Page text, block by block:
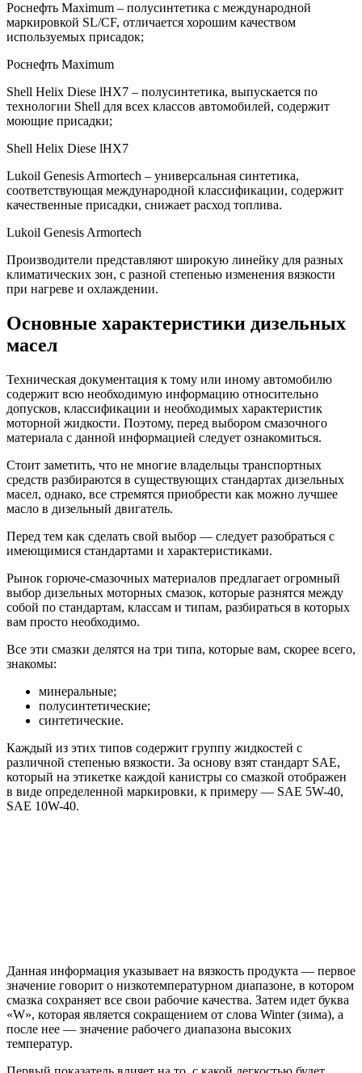
Роснефть Maximum – полусинтетика с международной
маркировкой SL/CF, отличается хорошим качеством
используемых присадок;
Роснефть Maximum
Shell Helix Diese lHX7 – полусинтетика, выпускается по
технологии Shell для всех классов автомобилей, содержит
моющие присадки;
Shell Helix Diese lHX7
Lukoil Genesis Armortech – универсальная синтетика,
соответствующая международной классификации, содержит
качественные присадки, снижает расход топлива.
Lukoil Genesis Armortech
Производители представляют широкую линейку для разных
климатических зон, с разной степенью изменения вязкости
при нагреве и охлаждении.
Основные характеристики дизельных
масел
Техническая документация к тому или иному автомобилю
содержит всю необходимую информацию относительно
допусков, классификации и необходимых характеристик
моторной жидкости. Поэтому, перед выбором смазочного
материала с данной информацией следует ознакомиться.
Стоит заметить, что не многие владельцы транспортных
средств разбираются в существующих стандартах дизельных
масел, однако, все стремятся приобрести как можно лучшее
масло в дизельный двигатель.
Перед тем как сделать свой выбор — следует разобраться с
имеющимися стандартами и характеристиками.
Рынок горюче-смазочных материалов предлагает огромный
выбор дизельных моторных смазок, которые разнятся между
собой по стандартам, классам и типам, разбираться в которых
вам просто необходимо.
Все эти смазки делятся на три типа, которые вам, скорее всего,
знакомы:
минеральные;
полусинтетические;
синтетические.
Каждый из этих типов содержит группу жидкостей с
различной степенью вязкости. За основу взят стандарт SAE,
который на этикетке каждой канистры со смазкой отображен
в виде определенной маркировки, к примеру — SAE 5W-40,
SAE 10W-40.
Данная информация указывает на вязкость продукта — первое
значение говорит о низкотемпературном диапазоне, в котором
смазка сохраняет все свои рабочие качества. Затем идет буква
«W», которая является сокращением от слова Winter (зима), а
после нее — значение рабочего диапазона высоких
температур.